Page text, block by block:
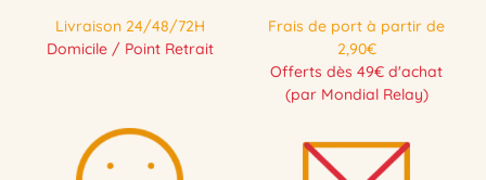
Livraison 24/48/72H
Domicile / Point Retrait
Frais de port à partir de
2,90€
Offerts dès 49€ d'achat
(par Mondial Relay)